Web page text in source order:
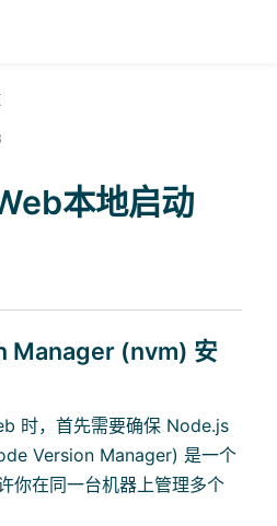
本地启动
Manager (nvm) 安
时，首先需要确保 Node.js
Version Manager) 是一个
你在同一台机器上管理多个